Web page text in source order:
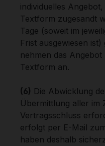
individuelles
Textform zugesandt
Tage (soweit im
Frist ausgewiesen
nehmen das Angebot
Textform an.
(6) Die Abwicklung
Übermittlung aller im
Vertragsschluss
erfolgt per E-Mail
haben deshalb